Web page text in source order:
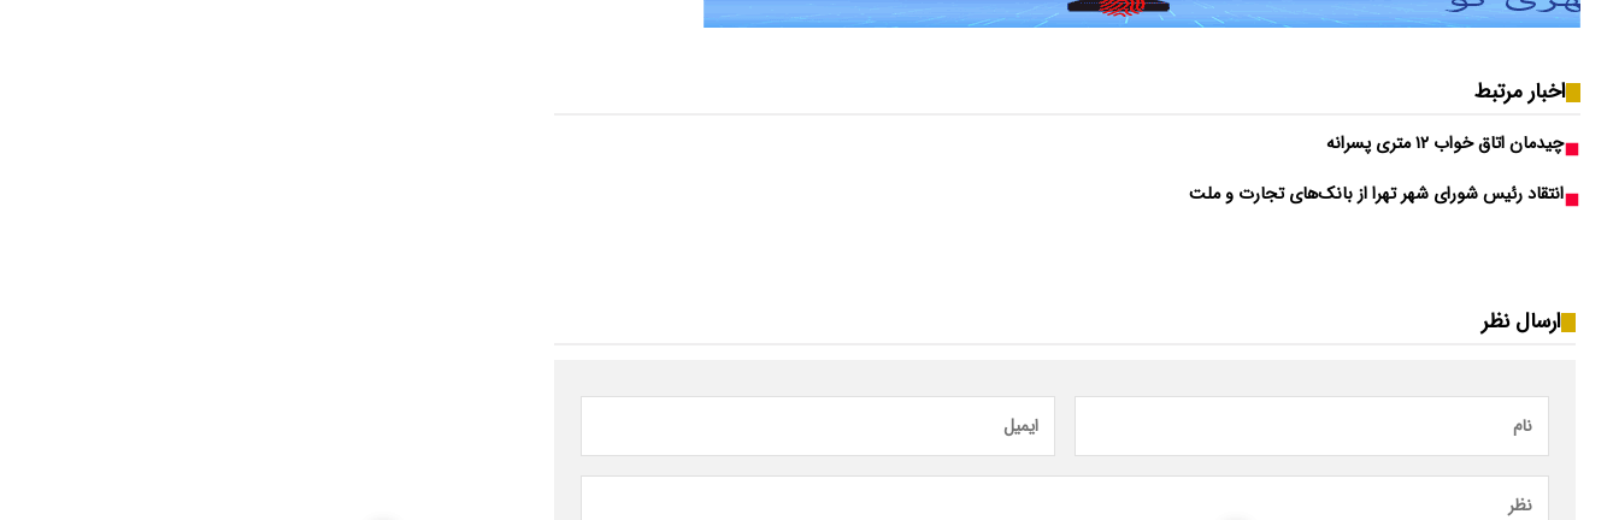
اخبار مرتبط
چیدمان اتاق خواب ۱۲ متری پسرانه
انتقاد رئیس شورای شهر تهرا از بانک‌های تجارت و ملت
ارسال نظر